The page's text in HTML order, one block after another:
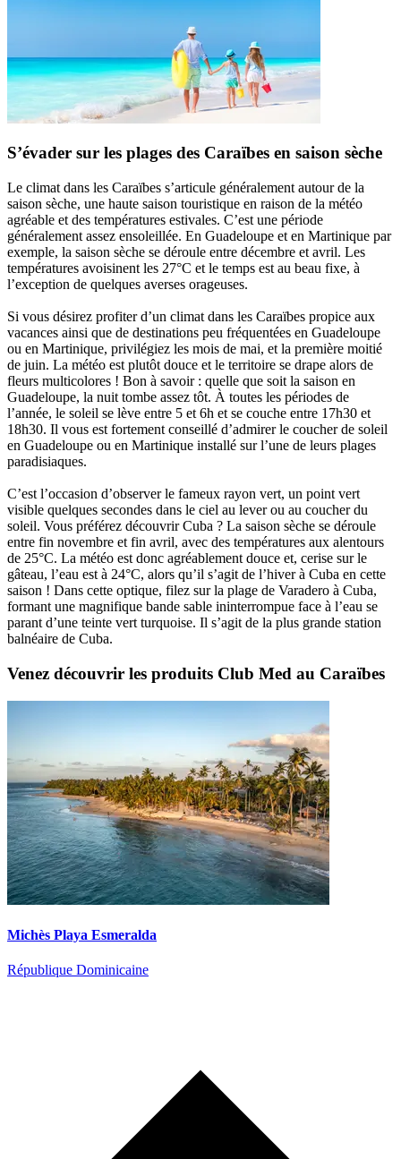
S’évader sur les plages des Caraïbes en saison sèche
Le climat dans les Caraïbes s’articule généralement autour de la
saison sèche, une haute saison touristique en raison de la météo
agréable et des températures estivales. C’est une période
généralement assez ensoleillée. En Guadeloupe et en Martinique par
exemple, la saison sèche se déroule entre décembre et avril. Les
températures avoisinent les 27°C et le temps est au beau fixe, à
l’exception de quelques averses orageuses.
Si vous désirez profiter d’un climat dans les Caraïbes propice aux
vacances ainsi que de destinations peu fréquentées en Guadeloupe
ou en Martinique, privilégiez les mois de mai, et la première moitié
de juin. La météo est plutôt douce et le territoire se drape alors de
fleurs multicolores ! Bon à savoir : quelle que soit la saison en
Guadeloupe, la nuit tombe assez tôt. À toutes les périodes de
l’année, le soleil se lève entre 5 et 6h et se couche entre 17h30 et
18h30. Il vous est fortement conseillé d’admirer le coucher de soleil
en Guadeloupe ou en Martinique installé sur l’une de leurs plages
paradisiaques.
C’est l’occasion d’observer le fameux rayon vert, un point vert
visible quelques secondes dans le ciel au lever ou au coucher du
soleil. Vous préférez découvrir Cuba ? La saison sèche se déroule
entre fin novembre et fin avril, avec des températures aux alentours
de 25°C. La météo est donc agréablement douce et, cerise sur le
gâteau, l’eau est à 24°C, alors qu’il s’agit de l’hiver à Cuba en cette
saison ! Dans cette optique, filez sur la plage de Varadero à Cuba,
formant une magnifique bande sable ininterrompue face à l’eau se
parant d’une teinte vert turquoise. Il s’agit de la plus grande station
balnéaire de Cuba.
Venez découvrir les produits Club Med au Caraïbes
Michès Playa Esmeralda
République Dominicaine